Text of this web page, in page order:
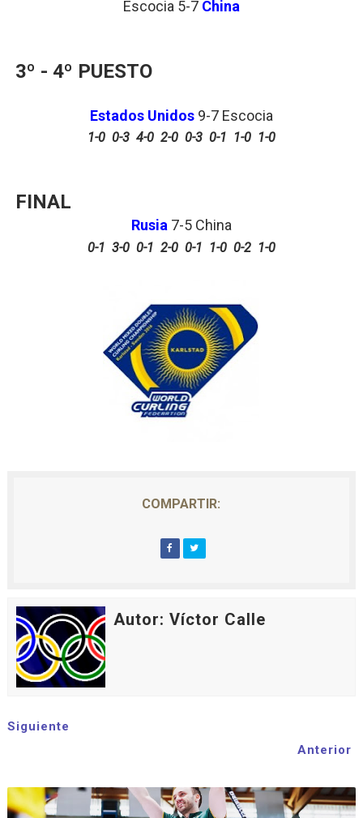
Escocia 5-7 China
3º - 4º PUESTO
Estados Unidos9-7 Escocia
1-0 0-3 4-0 2-0 0-3 0-1 1-0 1-0
FINAL
Rusia 7-5 China
0-1 3-0 0-1 2-0 0-1 1-0 0-2 1-0
COMPARTIR:
Autor: Víctor Calle
Siguiente
Anterior